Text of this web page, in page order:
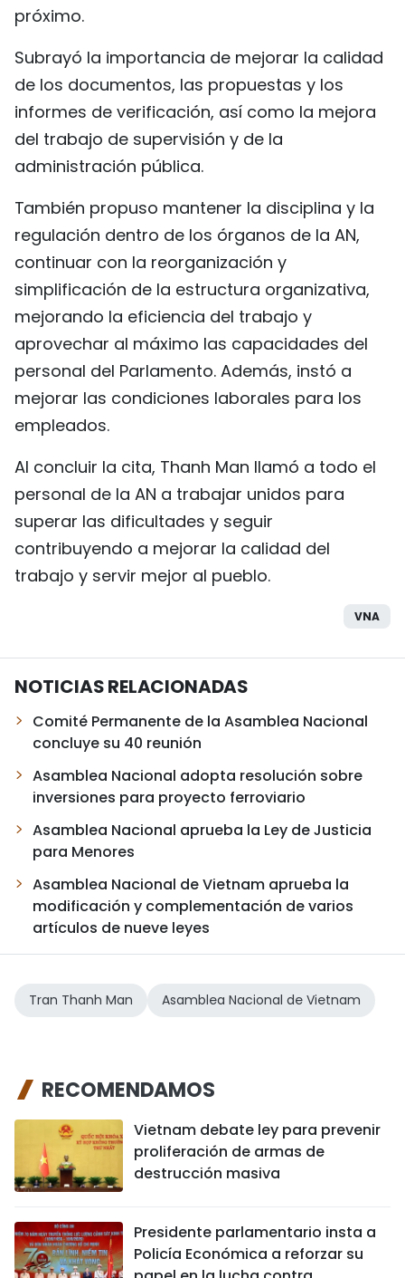
próximo.
Subrayó la importancia de mejorar la calidad
de los documentos, las propuestas y los
informes de verificación, así como la mejora
del trabajo de supervisión y de la
administración pública.
También propuso mantener la disciplina y la
regulación dentro de los órganos de la AN,
continuar con la reorganización y
simplificación de la estructura organizativa,
mejorando la eficiencia del trabajo y
aprovechar al máximo las capacidades del
personal del Parlamento. Además, instó a
mejorar las condiciones laborales para los
empleados.
Al concluir la cita, Thanh Man llamó a todo el
personal de la AN a trabajar unidos para
superar las dificultades y seguir
contribuyendo a mejorar la calidad del
trabajo y servir mejor al pueblo.
VNA
NOTICIAS RELACIONADAS
Comité Permanente de la Asamblea Nacional
concluye su 40 reunión
Asamblea Nacional adopta resolución sobre
inversiones para proyecto ferroviario
Asamblea Nacional aprueba la Ley de Justicia
para Menores
Asamblea Nacional de Vietnam aprueba la
modificación y complementación de varios
artículos de nueve leyes
Tran Thanh Man Asamblea Nacional de Vietnam
RECOMENDAMOS
Vietnam debate ley para prevenir
proliferación de armas de
destrucción masiva
Presidente parlamentario insta a
Policía Económica a reforzar su